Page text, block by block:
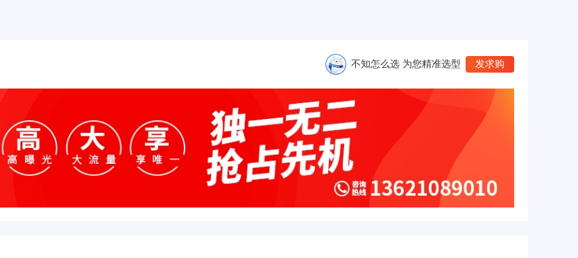
不知怎么选 为您精准选型 发求购